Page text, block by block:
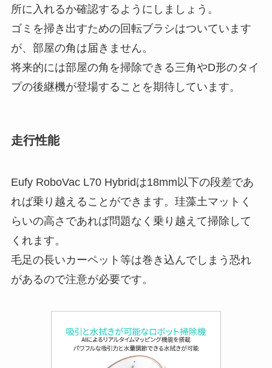
所に入れるか確認するようにしましょう。
ゴミを掃き出すための回転ブラシはついています
が、部屋の角は届きません。
将来的には部屋の角を掃除できる三角やD形のタイ
プの後継機が登場することを期待しています。
走行性能
Eufy RoboVac L70 Hybridは18mm以下の段差であ
れば乗り越えることができます。珪藻土マットく
らいの高さであれば問題なく乗り越えて掃除して
くれます。
毛足の長いカーペット等は巻き込んでしまう恐れ
があるので注意が必要です。